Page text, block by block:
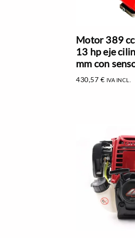
Motor 389
13 hp eje
mm con
430,57 € IVA INCL.